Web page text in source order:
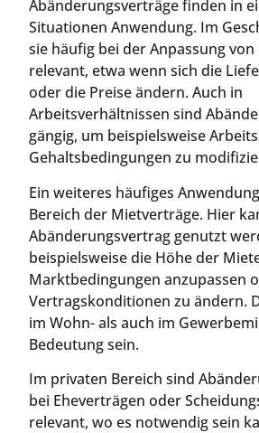
Abänderungsverträge finden in
Situationen Anwendung. Im
sie häufig bei der Anpassung
relevant, etwa wenn sich die
oder die Preise ändern. Auch in
Arbeitsverhältnissen sind
gängig, um beispielsweise
Gehaltsbedingungen zu
Ein weiteres häufiges
Bereich der Mietverträge. Hier
Abänderungsvertrag genutzt
beispielsweise die Höhe der
Marktbedingungen anzupassen
Vertragskonditionen zu ändern.
im Wohn- als auch im
Bedeutung sein.
Im privaten Bereich sind
bei Eheverträgen oder
relevant, wo es notwendig sein